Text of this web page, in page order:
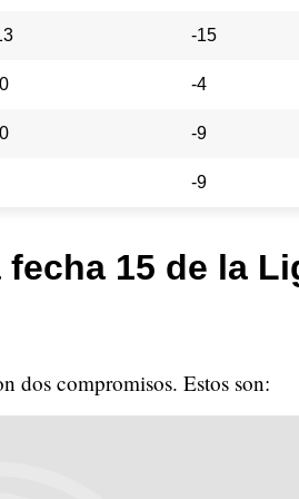
-15
-4
-9
-9
15 de la
dos compromisos. Estos son: